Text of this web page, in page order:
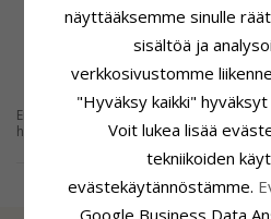
Enkelikaulakorut ovat viehettäviä myös
hopeaa on suloinen lahja ystävälle. Löydä
näyttääksemme sinulle
sisältöä ja
verkkosivustomme
"Hyväksy kaikki"
Voit lukea lisää
tekniikoiden
evästekäytännöstämme.
Google Business Data